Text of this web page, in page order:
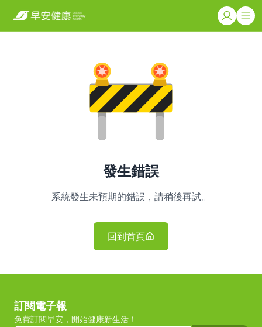
發生錯誤
系統發生未預期的錯誤，請稍後再試。
回到首頁
訂閱電子報
免費訂閱早安，開始健康新生活！